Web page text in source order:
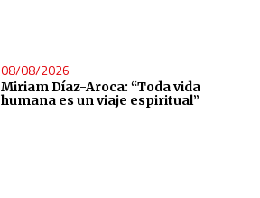
08/08/2026
Miriam Díaz-Aroca: “Toda vida
humana es un viaje espiritual”